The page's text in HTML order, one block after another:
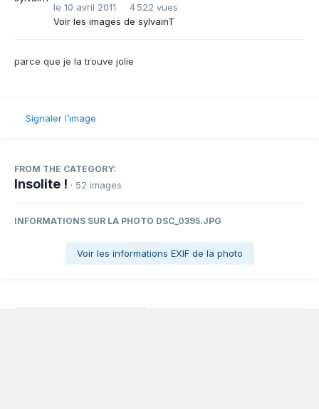
le 10 avril 2011
4 522 vues
Voir les images de sylvainT
parce que je la trouve jolie
Signaler l’image
FROM THE CATEGORY:
Insolite ! · 52 images
INFORMATIONS SUR LA PHOTO DSC_0395.JPG
Voir les informations EXIF de la photo